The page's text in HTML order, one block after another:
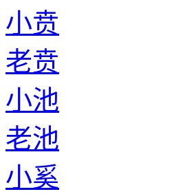
小贲
老贲
小池
老池
小奚